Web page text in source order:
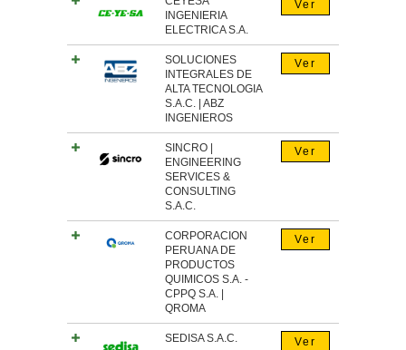
INGENIERIA
ELECTRICA S.A.
Ver
SOLUCIONES
INTEGRALES DE
ALTA TECNOLOGIA
S.A.C. | ABZ
INGENIEROS
Ver
SINCRO |
ENGINEERING
SERVICES &
CONSULTING
S.A.C.
Ver
CORPORACION
PERUANA DE
PRODUCTOS
QUIMICOS S.A. -
CPPQ S.A. |
QROMA
Ver
SEDISA S.A.C. Ver